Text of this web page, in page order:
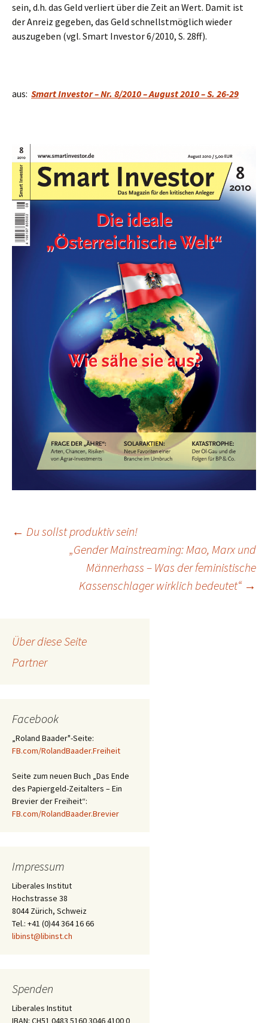
sein, d.h. das Geld verliert über die Zeit an Wert. Damit ist
der Anreiz gegeben, das Geld schnellstmöglich wieder
auszugeben (vgl. Smart Investor 6/2010, S. 28ff).
aus: Smart Investor – Nr. 8/2010 – August 2010 – S. 26-29
navigation
← Du sollst produktiv sein!
„Gender Mainstreaming: Mao, Marx und
Männerhass – Was der feministische
Kassenschlager wirklich bedeutet“ →
Über diese Seite
Partner
Facebook
„Roland Baader"-Seite:
FB.com/RolandBaader.Freiheit
Seite zum neuen Buch „Das Ende
des Papiergeld-Zeitalters – Ein
Brevier der Freiheit“:
FB.com/RolandBaader.Brevier
Impressum
Liberales Institut
Hochstrasse 38
8044 Zürich, Schweiz
Tel.: +41 (0)44 364 16 66
libinst@libinst.ch
Spenden
Liberales Institut
IBAN: CH51 0483 5160 3046 4100 0